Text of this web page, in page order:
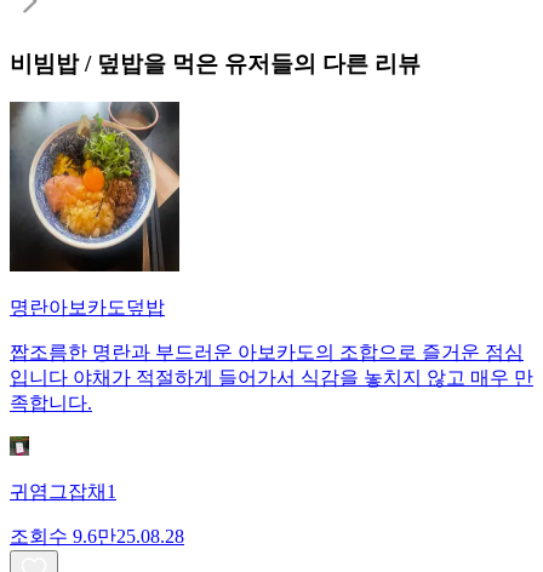
비빔밥 / 덮밥을 먹은 유저들의 다른 리뷰
명란아보카도덮밥
짭조름한 명란과 부드러운 아보카도의 조합으로 즐거운 점심
입니다 야채가 적절하게 들어가서 식감을 놓치지 않고 매우 만
족합니다.
귀염그잡채1
조회수 9.6만25.08.28